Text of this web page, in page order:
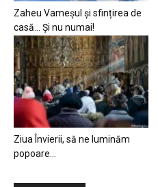
Zaheu Vameșul și sfințirea de
casă… Și nu numai!
Ziua Învierii, să ne luminăm
popoare…